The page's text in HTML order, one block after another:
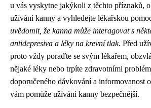
u vás vyskytne jakýkoli z těchto příznaků,
užívání kanny a vyhledejte lékařskou
uvědomit, že kanna může interagovat s
antidepresiva a léky na krevní tlak. Před
proto vždy poraďte se svým lékařem,
nějaké léky nebo trpíte zdravotními
doporučeného dávkování a informovanost
vám pomůže užívání kanny bezpečnější.